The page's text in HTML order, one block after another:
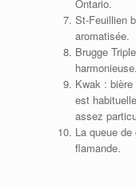
Ontario.
St-Feuillien
aromatisée.
Brugge
harmonieuse.
Kwak :
est
assez
La queue
flamande.